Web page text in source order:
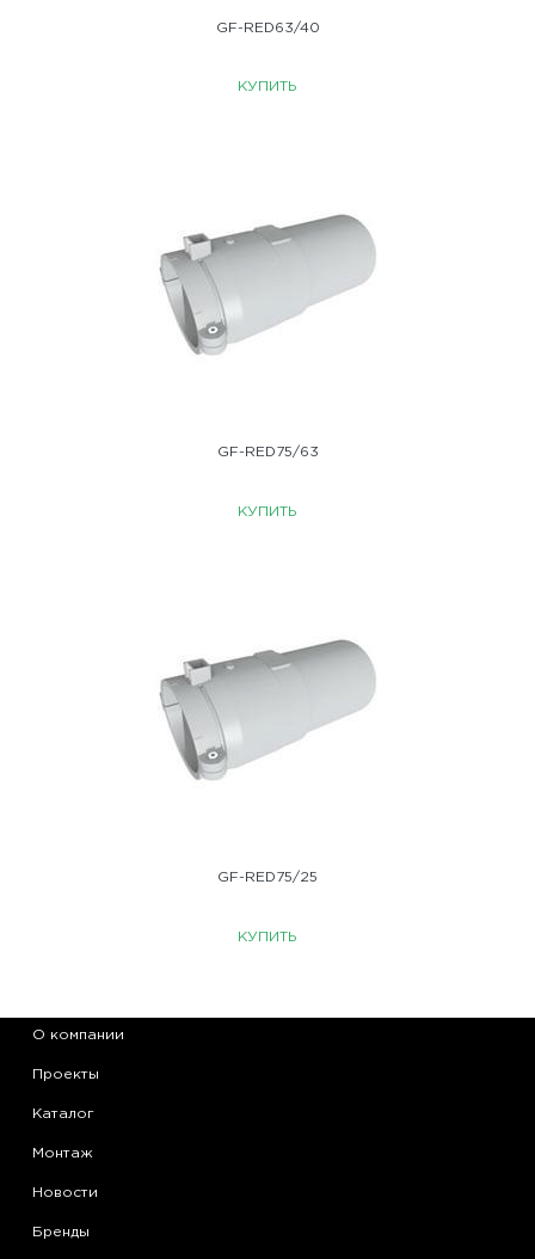
GF-RED63/40
КУПИТЬ
GF-RED75/63
КУПИТЬ
GF-RED75/25
КУПИТЬ
О компании
Проекты
Каталог
Монтаж
Новости
Бренды